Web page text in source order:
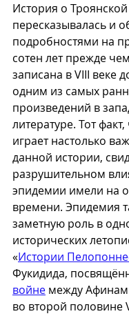
История о
пересказывалась и
подробностями на
сотен лет прежде
записана в VIII веке
одним из самых
произведений в
литературе. Тот
играет настолько
данной истории,
разрушительном
эпидемии имели на
времени. Эпидемия
заметную роль в
исторических
«Истории
Фукидида,
войне между
во второй половине